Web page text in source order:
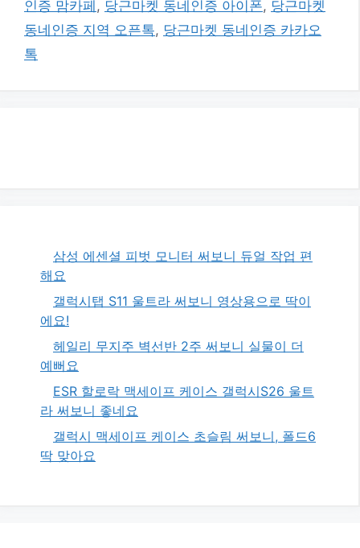
인증 맘카페 , 당근마켓 동네인증 아이폰, 당근마켓
동네인증 지역 오픈톡, 당근마켓 동네인증 카카오
톡
삼성 에센셜 피벗 모니터 써보니 듀얼 작업 편
해요
갤럭시탭 S11 울트라 써보니 영상용으로 딱이
에요!
헤일리 무지주 벽선반 2주 써보니 실물이 더
예뻐요
ESR 할로락 맥세이프 케이스 갤럭시S26 울트
라 써보니 좋네요
갤럭시 맥세이프 케이스 초슬림 써보니, 폴드6
딱 맞아요